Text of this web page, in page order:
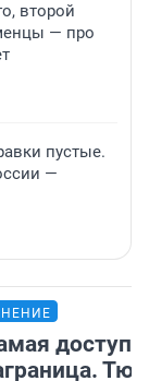
второй
— про
пустые.
—